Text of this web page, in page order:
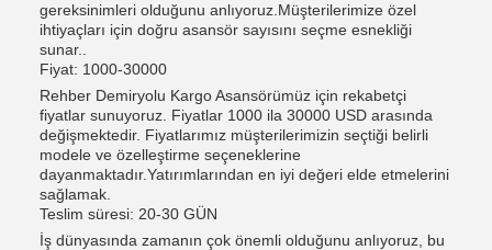
gereksinimleri olduğunu anlıyoruz.Müşterilerimize özel
ihtiyaçları için doğru asansör sayısını seçme esnekliği
sunar..
Fiyat: 1000-30000
Rehber Demiryolu Kargo Asansörümüz için rekabetçi
fiyatlar sunuyoruz. Fiyatlar 1000 ila 30000 USD arasında
değişmektedir. Fiyatlarımız müşterilerimizin seçtiği belirli
modele ve özelleştirme seçeneklerine
dayanmaktadır.Yatırımlarından en iyi değeri elde etmelerini
sağlamak.
Teslim süresi: 20-30 GÜN
İş dünyasında zamanın çok önemli olduğunu anlıyoruz, bu